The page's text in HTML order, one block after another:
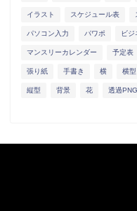
イラスト スケジュール表
パソコン入力 パワポ ビジ
マンスリーカレンダー 予定表
張り紙 手書き 横 横型
縦型 背景 花 透過PNG